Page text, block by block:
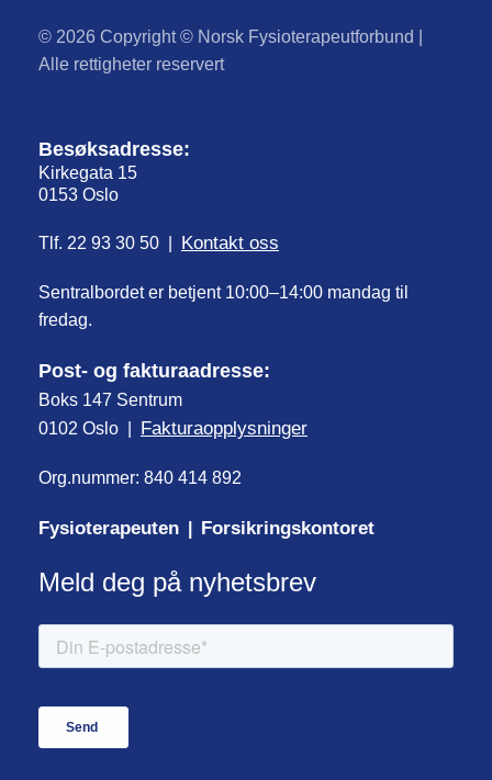
© 2026 Copyright © Norsk Fysioterapeutforbund |
Alle rettigheter reservert
Besøksadresse:
Kirkegata 15
0153 Oslo
Tlf. 22 93 30 50 | Kontakt oss
Sentralbordet er betjent 10:00–14:00 mandag til
fredag.
Post- og fakturaadresse:
Boks 147 Sentrum
0102 Oslo | Fakturaopplysninger
Org.nummer: 840 414 892
Fysioterapeuten Forsikringskontoret
Meld deg på nyhetsbrev